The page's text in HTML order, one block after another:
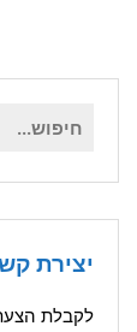
יצירת
לקבלת